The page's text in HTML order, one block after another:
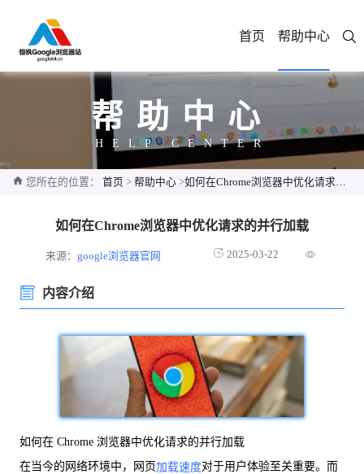
首页 帮助中心
帮助中心
HELP CENTER
您所在的位置： 首页 > 帮助中心 >如何在Chrome浏览器中优化请求的并行加载
如何在Chrome浏览器中优化请求的并行加载
来源：google浏览器官网 2025-03-22
内容介绍
如何在 Chrome 浏览器中优化请求的并行加载
在当今的网络环境中，网页加载速度对于用户体验至关重要。而